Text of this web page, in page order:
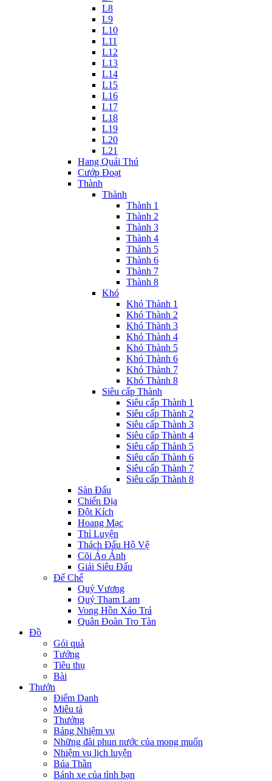
L8
L9
L10
L11
L12
L13
L14
L15
L16
L17
L18
L19
L20
L21
Hang Quái Thú
Cướp Đoạt
Thành
Thành
Thành 1
Thành 2
Thành 3
Thành 4
Thành 5
Thành 6
Thành 7
Thành 8
Khó
Khó Thành 1
Khó Thành 2
Khó Thành 3
Khó Thành 4
Khó Thành 5
Khó Thành 6
Khó Thành 7
Khó Thành 8
Siêu cấp Thành
Siêu cấp Thành 1
Siêu cấp Thành 2
Siêu cấp Thành 3
Siêu cấp Thành 4
Siêu cấp Thành 5
Siêu cấp Thành 6
Siêu cấp Thành 7
Siêu cấp Thành 8
Sàn Đấu
Chiến Địa
Đột Kích
Hoang Mạc
Thí Luyện
Thách Đấu Hộ Vệ
Cõi Ảo Ảnh
Giải Siêu Đấu
Đế Chế
Quỷ Vương
Quỷ Tham Lam
Vong Hồn Xảo Trá
Quân Đoàn Tro Tàn
Đồ
Gói quà
Tướng
Tiêu thụ
Bài
Thưởn
Điểm Danh
Miêu tả
Thưởng
Bảng Nhiệm vụ
Những đài phun nước của mong muốn
Nhiệm vụ lịch luyện
Búa Thần
Bánh xe của tình bạn